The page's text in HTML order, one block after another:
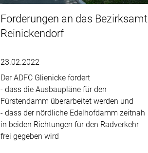
Forderungen an das Bezirksamt
Reinickendorf
23.02.2022
Der ADFC Glienicke fordert
- dass die Ausbaupläne für den
Fürstendamm überarbeitet werden und
- dass der nördliche Edelhofdamm zeitnah
in beiden Richtungen für den Radverkehr
frei gegeben wird